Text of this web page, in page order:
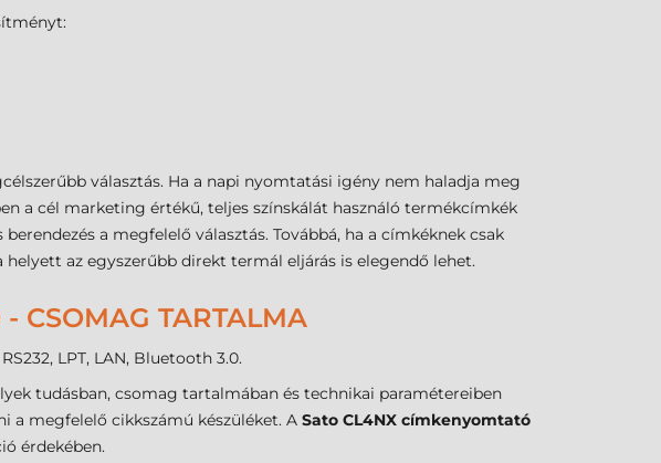
választás. Ha a napi nyomtatási igény nem haladja meg
a cél marketing értékű, teljes színskálát használó termékcímkék
a megfelelő választás. Továbbá, ha a címkéknek csak
az egyszerűbb direkt termál eljárás is elegendő lehet.
CSOMAG TARTALMA
LPT, LAN, Bluetooth 3.0.
tudásban, csomag tartalmában és technikai paramétereiben
a megfelelő cikkszámú készüléket. A Sato CL4NX címkenyomtató
érdekében.